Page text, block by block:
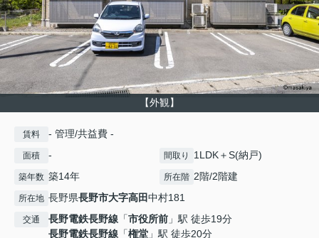
【外観】
賃料 - 管理/共益費 -
面積 - 間取り 1LDK＋S(納戸)
築年数 築14年 所在階 2階/2階建
所在地 長野県長野市大字高田中村181
交通 長野電鉄長野線 「市役所前 」駅 徒歩19分
長野電鉄長野線 「権堂 」駅 徒歩20分